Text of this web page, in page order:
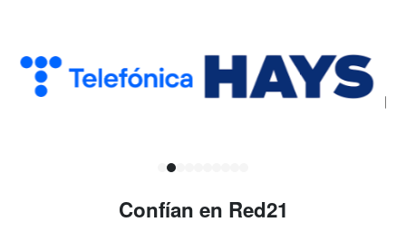
Confían en Red21